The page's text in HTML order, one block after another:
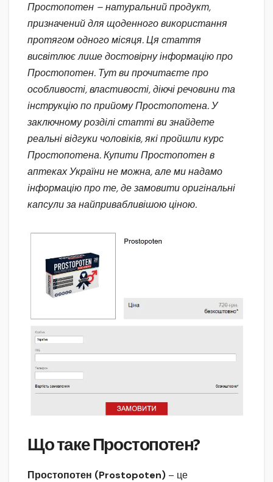
Простопотен – натуральний продукт,
призначений для щоденного використання
протягом одного місяця. Ця стаття
висвітлює лише достовірну інформацію про
Простопотен. Тут ви прочитаєте про
особливості, властивості, діючі речовини та
інструкцію по прийому Простопотена. У
заключному розділі статті ви знайдете
реальні відгуки чоловіків, які пройшли курс
Простопотена. Купити Простопотен в
аптеках України не можна, але ми надамо
інформацію про те, де замовити оригінальні
капсули за найпривабливішою ціною.
Що таке Простопотен?
Простопотен (Prostopoten) – це